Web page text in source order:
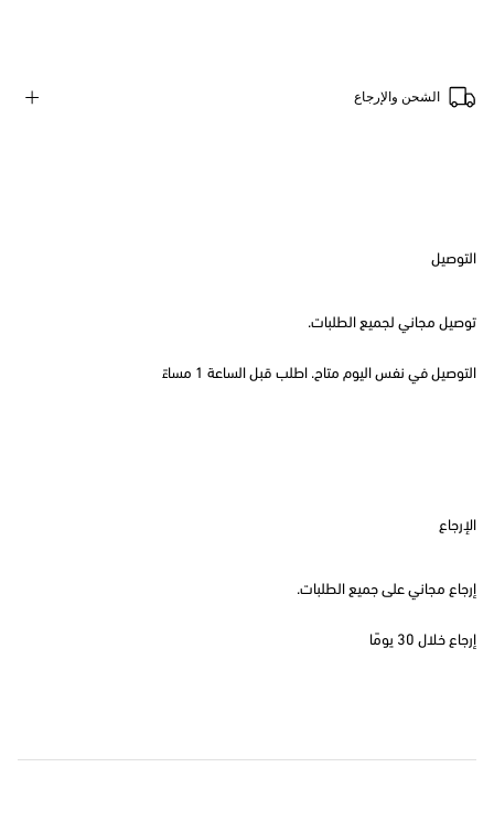
الشحن والإرجاع
التوصيل
توصيل مجاني لجميع الطلبات.
التوصيل في نفس اليوم متاح. اطلب قبل الساعة 1 مساءً
الإرجاع
إرجاع مجاني على جميع الطلبات.
إرجاع خلال 30 يومًا